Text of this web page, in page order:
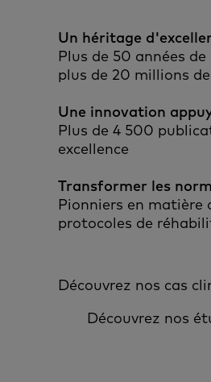
Un héritage
Plus de 50 années
plus de 20 millions
Une innovation
Plus de 4 500
excellence
Transformer les
Pionniers en matière
protocoles de
Découvrez nos cas
Découvrez nos